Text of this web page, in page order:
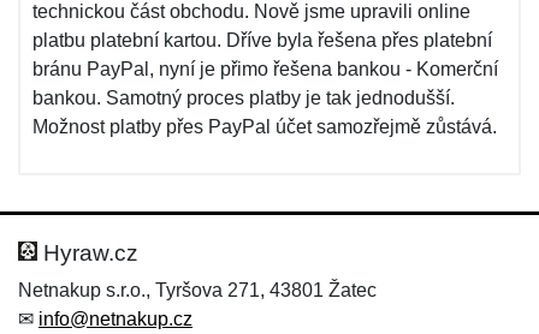
technickou část obchodu. Nově jsme upravili online
platbu platební kartou. Dříve byla řešena přes platební
bránu PayPal, nyní je přimo řešena bankou - Komerční
bankou. Samotný proces platby je tak jednodušší.
Možnost platby přes PayPal účet samozřejmě zůstává.
Hyraw.cz
Netnakup s.r.o., Tyršova 271, 43801 Žatec
✉ info@netnakup.cz